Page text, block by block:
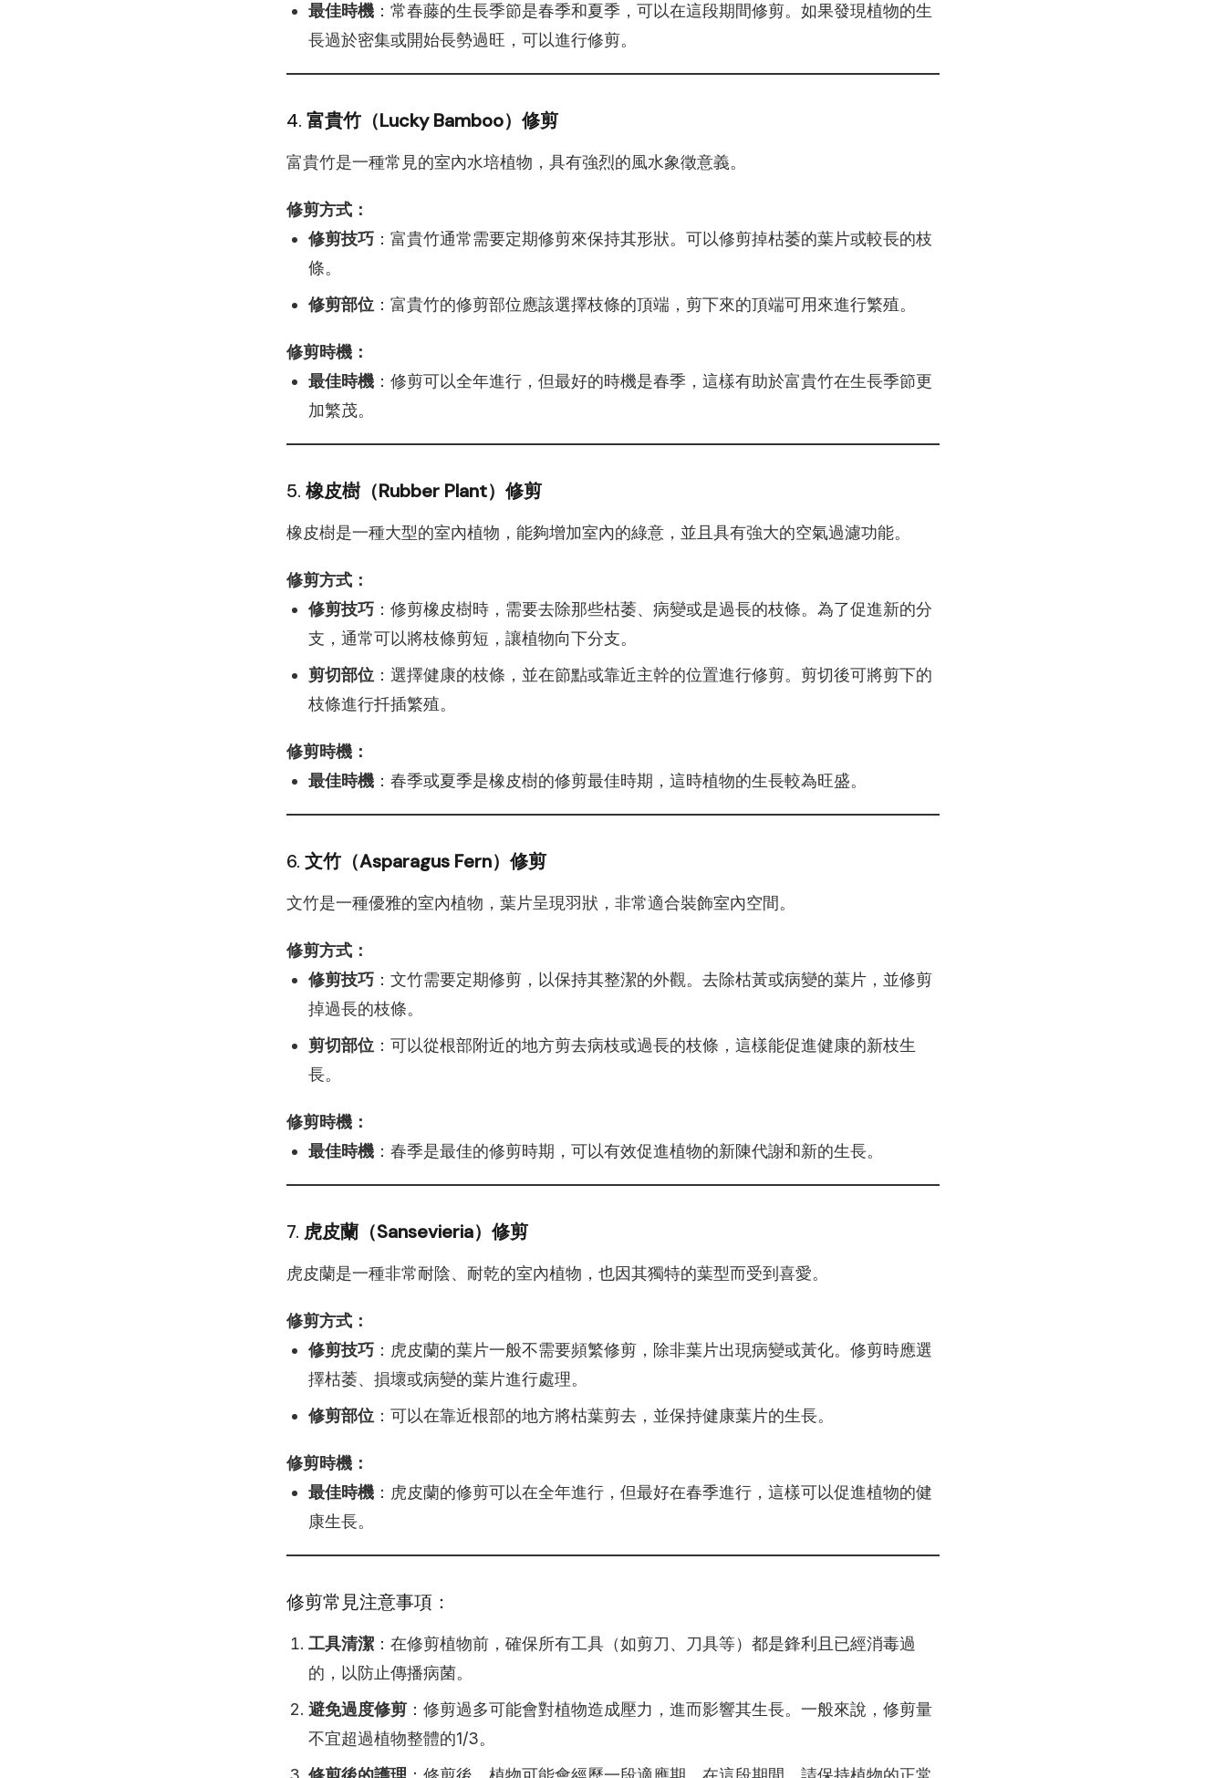
最佳時機 ：常春藤的生長季節是春季和夏季，可以在這段期間修剪。如果發現植物的生
長過於密集或開始長勢過旺，可以進行修剪。
4. 富貴竹（Lucky Bamboo）修剪
富貴竹是一種常見的室內水培植物，具有強烈的風水象徵意義。
修剪方式：
修剪技巧 ：富貴竹通常需要定期修剪來保持其形狀。可以修剪掉枯萎的葉片或較長的枝
條。
修剪部位 ：富貴竹的修剪部位應該選擇枝條的頂端，剪下來的頂端可用來進行繁殖。
修剪時機：
最佳時機 ：修剪可以全年進行，但最好的時機是春季，這樣有助於富貴竹在生長季節更
加繁茂。
5. 橡皮樹（Rubber Plant）修剪
橡皮樹是一種大型的室內植物，能夠增加室內的綠意，並且具有強大的空氣過濾功能。
修剪方式：
修剪技巧 ：修剪橡皮樹時，需要去除那些枯萎、病變或是過長的枝條。為了促進新的分
支，通常可以將枝條剪短，讓植物向下分支。
剪切部位 ：選擇健康的枝條，並在節點或靠近主幹的位置進行修剪。剪切後可將剪下的
枝條進行扦插繁殖。
修剪時機：
最佳時機 ：春季或夏季是橡皮樹的修剪最佳時期，這時植物的生長較為旺盛。
6. 文竹（Asparagus Fern）修剪
文竹是一種優雅的室內植物，葉片呈現羽狀，非常適合裝飾室內空間。
修剪方式：
修剪技巧 ：文竹需要定期修剪，以保持其整潔的外觀。去除枯黃或病變的葉片，並修剪
掉過長的枝條。
剪切部位 ：可以從根部附近的地方剪去病枝或過長的枝條，這樣能促進健康的新枝生
長。
修剪時機：
最佳時機 ：春季是最佳的修剪時期，可以有效促進植物的新陳代謝和新的生長。
7. 虎皮蘭（Sansevieria）修剪
虎皮蘭是一種非常耐陰、耐乾的室內植物，也因其獨特的葉型而受到喜愛。
修剪方式：
修剪技巧 ：虎皮蘭的葉片一般不需要頻繁修剪，除非葉片出現病變或黃化。修剪時應選
擇枯萎、損壞或病變的葉片進行處理。
修剪部位 ：可以在靠近根部的地方將枯葉剪去，並保持健康葉片的生長。
修剪時機：
最佳時機 ：虎皮蘭的修剪可以在全年進行，但最好在春季進行，這樣可以促進植物的健
康生長。
修剪常見注意事項：
工具清潔 ：在修剪植物前，確保所有工具（如剪刀、刀具等）都是鋒利且已經消毒過
的，以防止傳播病菌。
避免過度修剪 ：修剪過多可能會對植物造成壓力，進而影響其生長。一般來說，修剪量
不宜超過植物整體的1/3。